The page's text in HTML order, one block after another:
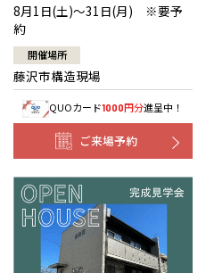
8月1日(土)～31日(月) ※要予
約
開催場所
藤沢市構造現場
QUOカード1000円分進呈中！
ご来場予約